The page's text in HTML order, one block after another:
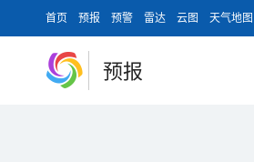
首页 预报 预警 雷达 云图 天气地图
预报